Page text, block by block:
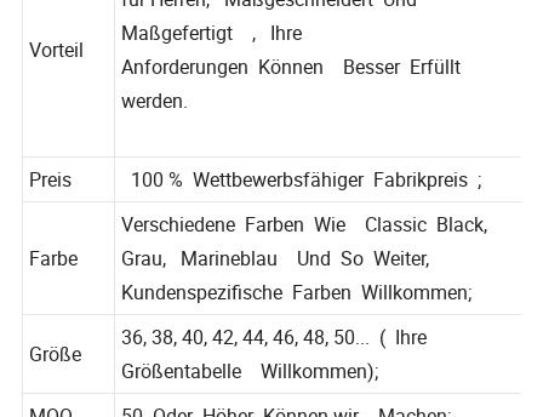
für Herren, Maßgeschneidert Und
Maßgefertigt , Ihre
Anforderungen Können Besser Erfüllt
Preis 100 % Wettbewerbsfähiger Fabrikpreis ;
Verschiedene Farben Wie Classic Black,
Grau, Marineblau Und So Weiter,
Kundenspezifische Farben Willkommen;
36, 38, 40, 42, 44, 46, 48, 50... ( Ihre
Größentabelle Willkommen);